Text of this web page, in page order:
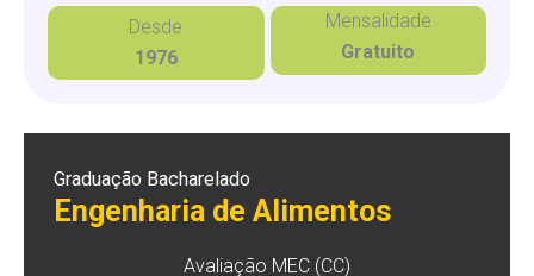
Desde
1976
Mensalidade
Gratuito
Graduação Bacharelado
Engenharia de Alimentos
Avaliação MEC (CC)